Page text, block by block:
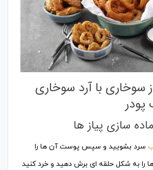
سوخاری با آرد سوخاری
پودر
سازی پیاز ها
سرد بشویید و سپس پوست آن ها را
ها را به شکل حلقه ای برش دهید و خرد کنید